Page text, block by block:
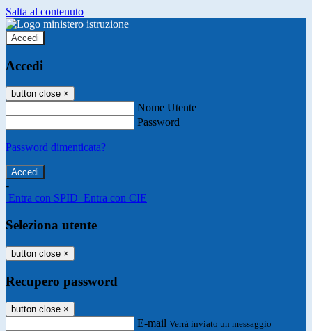
Salta al contenuto
Accedi
Accedi
button close ×
Nome Utente
Password
Password dimenticata?
-
Entra con SPID Entra con CIE
Seleziona utente
button close ×
Recupero password
button close ×
E-mail Verrà inviato un messaggio